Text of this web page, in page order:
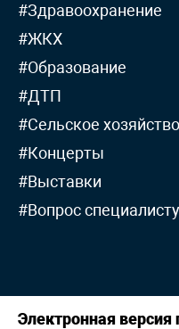
#Здравоохранение
#ЖКХ
#Образование
#ДТП
#Сельское хозяйство
#Концерты
#Выставки
#Вопрос специалисту
Электронная версия